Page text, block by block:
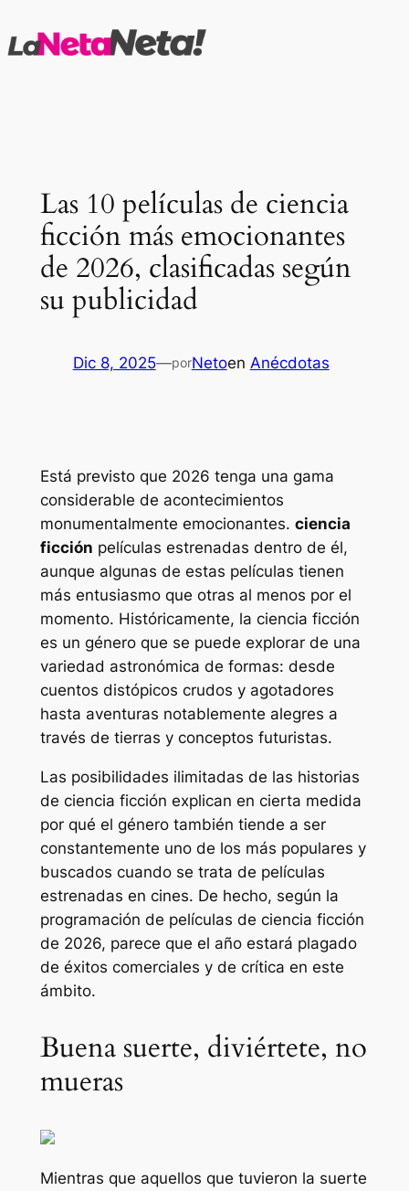
al
Las 10 películas de ciencia
ficción más emocionantes
de 2026, clasificadas según
su publicidad
Dic 8, 2025—porNetoen Anécdotas
Está previsto que 2026 tenga una gama
considerable de acontecimientos
monumentalmente emocionantes. ciencia
ficción películas estrenadas dentro de él,
aunque algunas de estas películas tienen
más entusiasmo que otras al menos por el
momento. Históricamente, la ciencia ficción
es un género que se puede explorar de una
variedad astronómica de formas: desde
cuentos distópicos crudos y agotadores
hasta aventuras notablemente alegres a
través de tierras y conceptos futuristas.
Las posibilidades ilimitadas de las historias
de ciencia ficción explican en cierta medida
por qué el género también tiende a ser
constantemente uno de los más populares y
buscados cuando se trata de películas
estrenadas en cines. De hecho, según la
programación de películas de ciencia ficción
de 2026, parece que el año estará plagado
de éxitos comerciales y de crítica en este
ámbito.
Buena suerte, diviértete, no
mueras
Mientras que aquellos que tuvieron la suerte